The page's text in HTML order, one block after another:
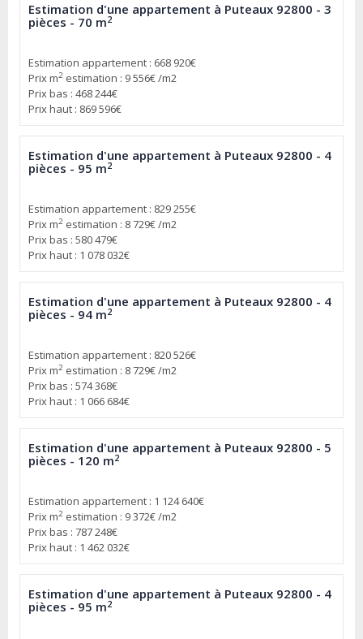
Estimation d'une appartement à Puteaux 92800 - 3
pièces - 70 m2
Estimation appartement : 668 920€
Prix m2 estimation : 9 556€ /m2
Prix bas : 468 244€
Prix haut : 869 596€
Estimation d'une appartement à Puteaux 92800 - 4
pièces - 95 m2
Estimation appartement : 829 255€
Prix m2 estimation : 8 729€ /m2
Prix bas : 580 479€
Prix haut : 1 078 032€
Estimation d'une appartement à Puteaux 92800 - 4
pièces - 94 m2
Estimation appartement : 820 526€
Prix m2 estimation : 8 729€ /m2
Prix bas : 574 368€
Prix haut : 1 066 684€
Estimation d'une appartement à Puteaux 92800 - 5
pièces - 120 m2
Estimation appartement : 1 124 640€
Prix m2 estimation : 9 372€ /m2
Prix bas : 787 248€
Prix haut : 1 462 032€
Estimation d'une appartement à Puteaux 92800 - 4
pièces - 95 m2